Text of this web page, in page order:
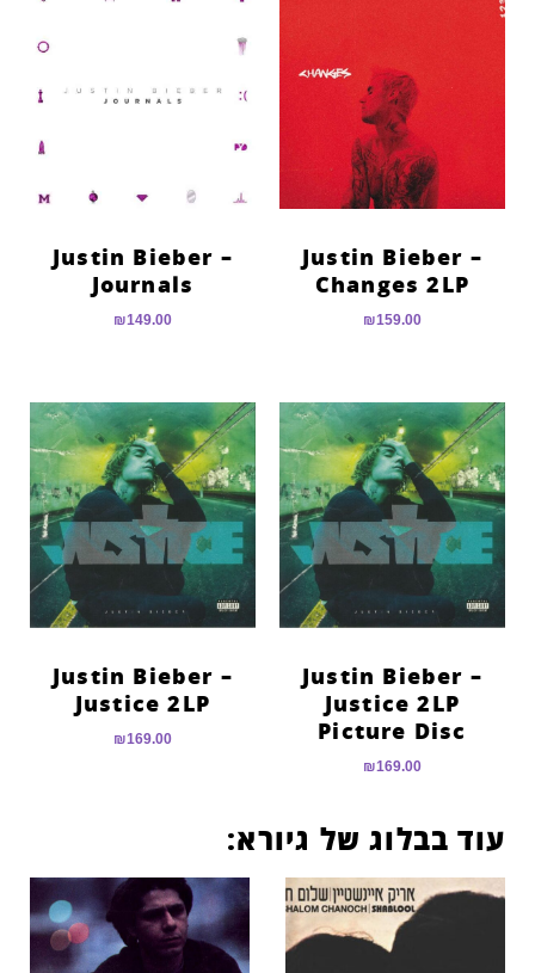
Justin Bieber –
Changes 2LP
₪159.00
Justin Bieber –
Journals
₪149.00
Justin Bieber –
Justice 2LP
Picture Disc
₪169.00
Justin Bieber –
Justice 2LP
₪169.00
עוד בבלוג של גיורא: